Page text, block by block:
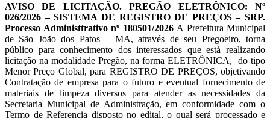
AVISO DE LICITAÇÃO. PREGÃO ELETRÔNICO: Nº
026/2026 – SISTEMA DE REGISTRO DE PREÇOS – SRP.
Processo Administtrativo nº 180501/2026 A Prefeitura Municipal
de São João dos Patos – MA, através de seu Pregoeiro, torna
público para conhecimento dos interessados que está realizando
licitação na modalidade Pregão, na forma ELETRÔNICA, do tipo
Menor Preço Global, para REGISTRO DE PREÇOS, objetivando
Contratação de empresa para o futuro e eventual fornecimento de
materiais de limpeza diversos para atender as necessidades da
Secretaria Municipal de Administração, em conformidade com o
Termo de Referencia disposto no edital, o qual será processado e